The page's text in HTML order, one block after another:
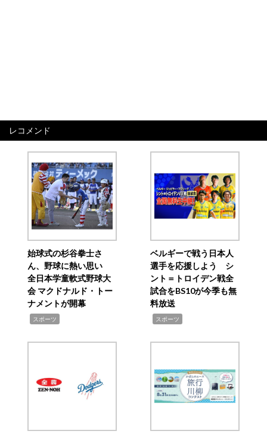
レコメンド
始球式の杉谷拳士さ
ん、野球に熱い思い
全日本学童軟式野球大
会 マクドナルド・トー
ナメントが開幕
スポーツ
ベルギーで戦う日本人
選手を応援しよう シ
ント＝トロイデン戦全
試合をBS10が今季も無
料放送
スポーツ